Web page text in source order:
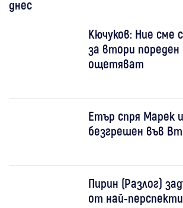
днес
Кючуков: Ние сме
за втори пореден
ощетяват
Етър спря Марек
безгрешен във
Пирин (Разлог)
от най-